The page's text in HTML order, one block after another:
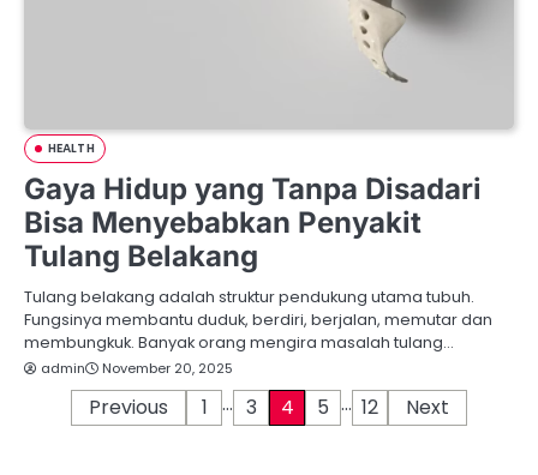
HEALTH
Gaya Hidup yang Tanpa Disadari
Bisa Menyebabkan Penyakit
Tulang Belakang
Tulang belakang adalah struktur pendukung utama tubuh.
Fungsinya membantu duduk, berdiri, berjalan, memutar dan
membungkuk. Banyak orang mengira masalah tulang…
admin November 20, 2025
Previous 1 … 3 4 5 … 12 Next